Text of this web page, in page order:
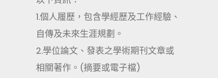
1.個人履歷，包含學經歷及工作經驗、
自傳及未來生涯規劃。
2.學位論文、發表之學術期刊文章或
相關著作。(摘要或電子檔)